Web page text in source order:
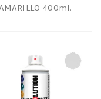
400ml.